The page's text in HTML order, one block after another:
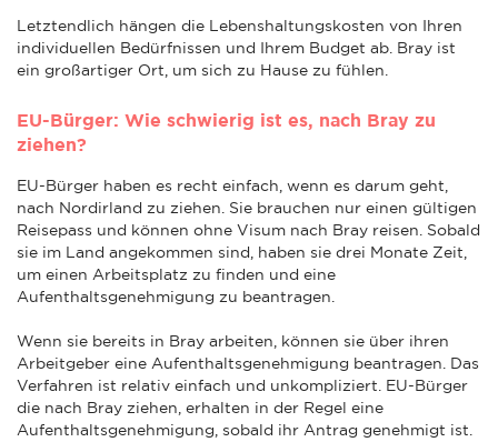
Letztendlich hängen die Lebenshaltungskosten von Ihren
individuellen Bedürfnissen und Ihrem Budget ab. Bray ist
ein großartiger Ort, um sich zu Hause zu fühlen.
EU-Bürger: Wie schwierig ist es, nach Bray zu
ziehen?
EU-Bürger haben es recht einfach, wenn es darum geht,
nach Nordirland zu ziehen. Sie brauchen nur einen gültigen
Reisepass und können ohne Visum nach Bray reisen. Sobald
sie im Land angekommen sind, haben sie drei Monate Zeit,
um einen Arbeitsplatz zu finden und eine
Aufenthaltsgenehmigung zu beantragen.
Wenn sie bereits in Bray arbeiten, können sie über ihren
Arbeitgeber eine Aufenthaltsgenehmigung beantragen. Das
Verfahren ist relativ einfach und unkompliziert. EU-Bürger
die nach Bray ziehen, erhalten in der Regel eine
Aufenthaltsgenehmigung, sobald ihr Antrag genehmigt ist.